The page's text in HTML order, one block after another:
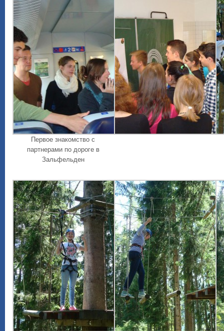
Первое знакомство с
партнерами по дороге в
Зальфельден